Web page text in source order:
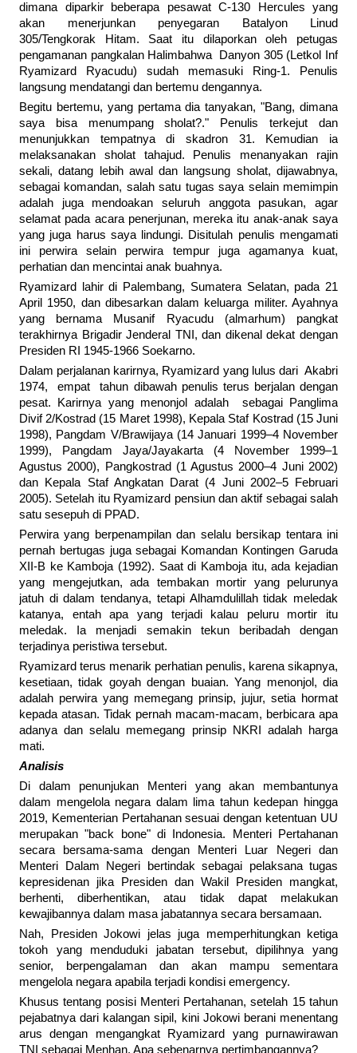
dimana diparkir beberapa pesawat C-130 Hercules yang
akan menerjunkan penyegaran Batalyon Linud
305/Tengkorak Hitam. Saat itu dilaporkan oleh petugas
pengamanan pangkalan Halimbahwa Danyon 305 (Letkol Inf
Ryamizard Ryacudu) sudah memasuki Ring-1. Penulis
langsung mendatangi dan bertemu dengannya.
Begitu bertemu, yang pertama dia tanyakan, "Bang, dimana
saya bisa menumpang sholat?." Penulis terkejut dan
menunjukkan tempatnya di skadron 31. Kemudian ia
melaksanakan sholat tahajud. Penulis menanyakan rajin
sekali, datang lebih awal dan langsung sholat, dijawabnya,
sebagai komandan, salah satu tugas saya selain memimpin
adalah juga mendoakan seluruh anggota pasukan, agar
selamat pada acara penerjunan, mereka itu anak-anak saya
yang juga harus saya lindungi. Disitulah penulis mengamati
ini perwira selain perwira tempur juga agamanya kuat,
perhatian dan mencintai anak buahnya.
Ryamizard lahir di Palembang, Sumatera Selatan, pada 21
April 1950, dan dibesarkan dalam keluarga militer. Ayahnya
yang bernama Musanif Ryacudu (almarhum) pangkat
terakhirnya Brigadir Jenderal TNI, dan dikenal dekat dengan
Presiden RI 1945-1966 Soekarno.
Dalam perjalanan karirnya, Ryamizard yang lulus dari Akabri
1974, empat tahun dibawah penulis terus berjalan dengan
pesat. Karirnya yang menonjol adalah sebagai Panglima
Divif 2/Kostrad (15 Maret 1998), Kepala Staf Kostrad (15 Juni
1998), Pangdam V/Brawijaya (14 Januari 1999–4 November
1999), Pangdam Jaya/Jayakarta (4 November 1999–1
Agustus 2000), Pangkostrad (1 Agustus 2000–4 Juni 2002)
dan Kepala Staf Angkatan Darat (4 Juni 2002–5 Februari
2005). Setelah itu Ryamizard pensiun dan aktif sebagai salah
satu sesepuh di PPAD.
Perwira yang berpenampilan dan selalu bersikap tentara ini
pernah bertugas juga sebagai Komandan Kontingen Garuda
XII-B ke Kamboja (1992). Saat di Kamboja itu, ada kejadian
yang mengejutkan, ada tembakan mortir yang pelurunya
jatuh di dalam tendanya, tetapi Alhamdulillah tidak meledak
katanya, entah apa yang terjadi kalau peluru mortir itu
meledak. Ia menjadi semakin tekun beribadah dengan
terjadinya peristiwa tersebut.
Ryamizard terus menarik perhatian penulis, karena sikapnya,
kesetiaan, tidak goyah dengan buaian. Yang menonjol, dia
adalah perwira yang memegang prinsip, jujur, setia hormat
kepada atasan. Tidak pernah macam-macam, berbicara apa
adanya dan selalu memegang prinsip NKRI adalah harga
mati.
Analisis
Di dalam penunjukan Menteri yang akan membantunya
dalam mengelola negara dalam lima tahun kedepan hingga
2019, Kementerian Pertahanan sesuai dengan ketentuan UU
merupakan "back bone" di Indonesia. Menteri Pertahanan
secara bersama-sama dengan Menteri Luar Negeri dan
Menteri Dalam Negeri bertindak sebagai pelaksana tugas
kepresidenan jika Presiden dan Wakil Presiden mangkat,
berhenti, diberhentikan, atau tidak dapat melakukan
kewajibannya dalam masa jabatannya secara bersamaan.
Nah, Presiden Jokowi jelas juga memperhitungkan ketiga
tokoh yang menduduki jabatan tersebut, dipilihnya yang
senior, berpengalaman dan akan mampu sementara
mengelola negara apabila terjadi kondisi emergency.
Khusus tentang posisi Menteri Pertahanan, setelah 15 tahun
pejabatnya dari kalangan sipil, kini Jokowi berani menentang
arus dengan mengangkat Ryamizard yang purnawirawan
TNI sebagai Menhan. Apa sebenarnya pertimbangannya?